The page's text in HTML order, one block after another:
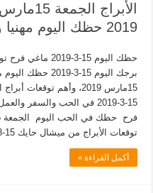
2019 حظك اليوم مهنيا وعاطفيا
برجك اليوم 15-3-
15-3-2019 في الحب والسفر
توقعات الأبراج من ميشال حايك 15-3-2019وجوي …
أكمل القراءة »